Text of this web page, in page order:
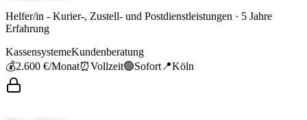
Helfer/in - Kurier-, Zustell- und Postdienstleistungen · 5 Jahre
Erfahrung
KassensystemeKundenberatung
💰2.600 €/Monat⏰Vollzeit🟢Sofort 📍Köln